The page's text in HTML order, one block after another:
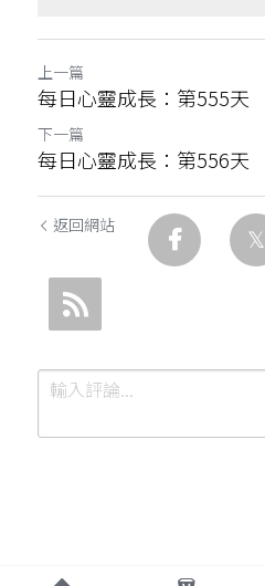
上一篇
每日心靈成長：第555天
下一篇
每日心靈成長：第556天
返回網站